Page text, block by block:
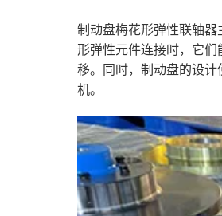
制动盘梅花形弹性联轴
形弹性元件连接时，它
移。同时，制动盘的设
机。